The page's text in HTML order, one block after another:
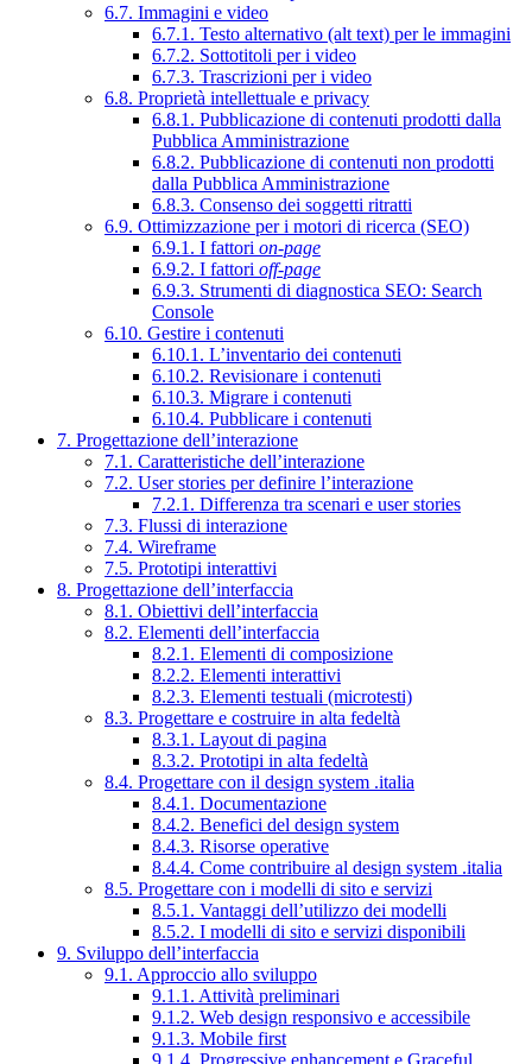
6.7. Immagini e video
6.7.1. Testo alternativo (alt text) per le immagini
6.7.2. Sottotitoli per i video
6.7.3. Trascrizioni per i video
6.8. Proprietà intellettuale e privacy
6.8.1. Pubblicazione di contenuti prodotti dalla
Pubblica Amministrazione
6.8.2. Pubblicazione di contenuti non prodotti
dalla Pubblica Amministrazione
6.8.3. Consenso dei soggetti ritratti
6.9. Ottimizzazione per i motori di ricerca (SEO)
6.9.1. I fattori on-page
6.9.2. I fattori off-page
6.9.3. Strumenti di diagnostica SEO: Search
Console
6.10. Gestire i contenuti
6.10.1. L’inventario dei contenuti
6.10.2. Revisionare i contenuti
6.10.3. Migrare i contenuti
6.10.4. Pubblicare i contenuti
7. Progettazione dell’interazione
7.1. Caratteristiche dell’interazione
7.2. User stories per definire l’interazione
7.2.1. Differenza tra scenari e user stories
7.3. Flussi di interazione
7.4. Wireframe
7.5. Prototipi interattivi
8. Progettazione dell’interfaccia
8.1. Obiettivi dell’interfaccia
8.2. Elementi dell’interfaccia
8.2.1. Elementi di composizione
8.2.2. Elementi interattivi
8.2.3. Elementi testuali (microtesti)
8.3. Progettare e costruire in alta fedeltà
8.3.1. Layout di pagina
8.3.2. Prototipi in alta fedeltà
8.4. Progettare con il design system .italia
8.4.1. Documentazione
8.4.2. Benefici del design system
8.4.3. Risorse operative
8.4.4. Come contribuire al design system .italia
8.5. Progettare con i modelli di sito e servizi
8.5.1. Vantaggi dell’utilizzo dei modelli
8.5.2. I modelli di sito e servizi disponibili
9. Sviluppo dell’interfaccia
9.1. Approccio allo sviluppo
9.1.1. Attività preliminari
9.1.2. Web design responsivo e accessibile
9.1.3. Mobile first
9.1.4. Progressive enhancement e Graceful